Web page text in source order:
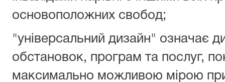
основоположних свобод;
"універсальний дизайн" означає
обстановок, програм та послуг,
максимально можливою мірою